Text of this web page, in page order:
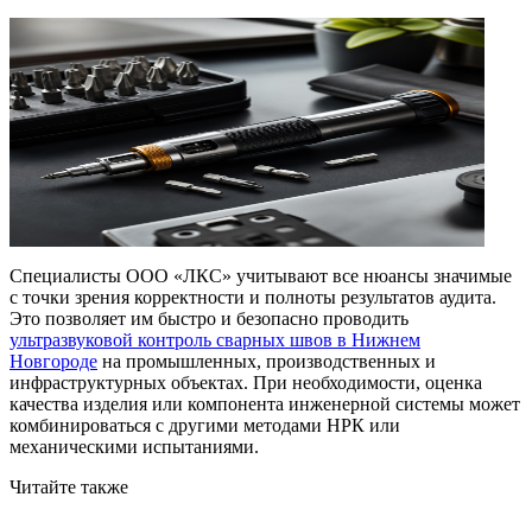
Специалисты ООО «ЛКС» учитывают все нюансы значимые
с точки зрения корректности и полноты результатов аудита.
Это позволяет им быстро и безопасно проводить
ультразвуковой контроль сварных швов в Нижнем
Новгороде на промышленных, производственных и
инфраструктурных объектах. При необходимости, оценка
качества изделия или компонента инженерной системы может
комбинироваться с другими методами НРК или
механическими испытаниями.
Читайте также